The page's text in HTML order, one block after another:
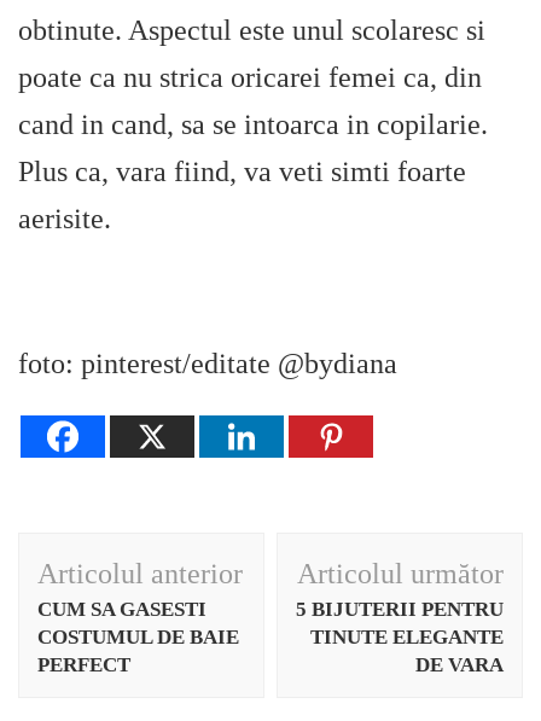
obtinute. Aspectul este unul scolaresc si
poate ca nu strica oricarei femei ca, din
cand in cand, sa se intoarca in copilarie.
Plus ca, vara fiind, va veti simti foarte
aerisite.
foto: pinterest/editate @bydiana
Navigare
în
articole
Articolul anterior
CUM SA GASESTI
COSTUMUL DE BAIE
PERFECT
Articolul următor
5 BIJUTERII PENTRU
TINUTE ELEGANTE
DE VARA